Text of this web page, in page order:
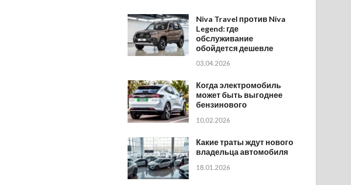
Niva Travel против Niva
Legend: где
обслуживание
обойдется дешевле
03.04.2026
Когда электромобиль
может быть выгоднее
бензинового
10.02.2026
Какие траты ждут нового
владельца автомобиля
18.01.2026